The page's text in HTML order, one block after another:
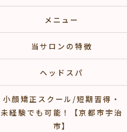
メニュー
当サロンの特徴
ヘッドスパ
小顔矯正スクール/短期習得・
未経験でも可能！【京都市宇治
市】